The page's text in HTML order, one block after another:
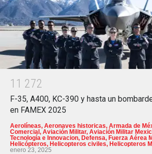
1 1 272
F-35, A400, KC-390 y hasta un
en FAMEX 2025
Aerolíneas, Aeronaves historicas, Armada de
Comercial, Aviación Militar, Aviación Militar
Tecnología e Innovacion, Defensa, Fuerza Aérea
Helicópteros, Helicopteros civiles, Helicopteros
enero 23, 2025